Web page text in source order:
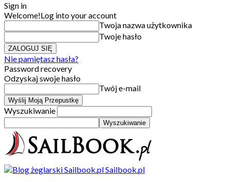
Sign in
Welcome!Log into your account
Twoja nazwa użytkownika
Twoje hasło
Nie pamiętasz hasła?
Password recovery
Odzyskaj swoje hasło
Twój e-mail
Wyszukiwanie
Sailbook.pl